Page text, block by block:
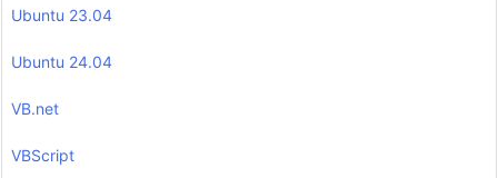
Ubuntu 23.04
Ubuntu 24.04
VB.net
VBScript